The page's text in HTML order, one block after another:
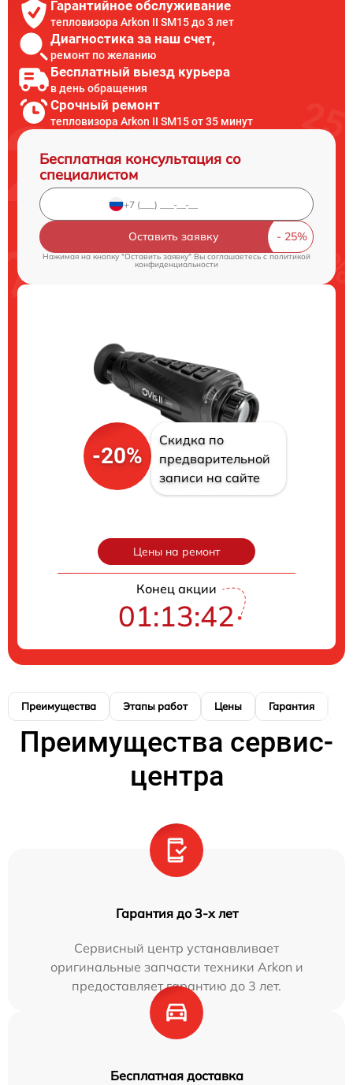
Гарантийное обслуживание
тепловизора Arkon II SM15 до 3 лет
Диагностика за наш счет,
ремонт по желанию
Бесплатный выезд курьера
в день обращения
Срочный ремонт
тепловизора Arkon II SM15 от 35 минут
Бесплатная консультация со
специалистом
Оставить заявку
Нажимая на кнопку "Оставить заявку" Вы соглашаетесь c политикой
конфиденциальности
-20%
Скидка по
предварительной
записи на сайте
Цены на ремонт
Конец акции
01:13:40
Преимущества Этапы работ Цены Гарантия
Преимущества сервис-
центра
Гарантия до 3-х лет
Сервисный центр устанавливает
оригинальные запчасти техники Arkon и
предоставляет гарантию до 3 лет.
Бесплатная доставка